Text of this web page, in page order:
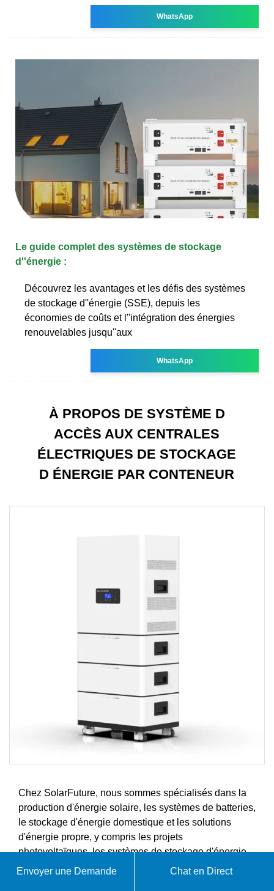
WhatsApp
Le guide complet des systèmes de stockage
d''énergie :
Découvrez les avantages et les défis des systèmes
de stockage d''énergie (SSE), depuis les
économies de coûts et l''intégration des énergies
renouvelables jusqu''aux
WhatsApp
À PROPOS DE SYSTÈME D
ACCÈS AUX CENTRALES
ÉLECTRIQUES DE STOCKAGE
D ÉNERGIE PAR CONTENEUR
Chez SolarFuture, nous sommes spécialisés dans la
production d'énergie solaire, les systèmes de batteries,
le stockage d'énergie domestique et les solutions
d'énergie propre, y compris les projets
photovoltaïques, les systèmes de stockage d'énergie,
la production solaire haute performance et les
Envoyer une Demande Chat en Direct